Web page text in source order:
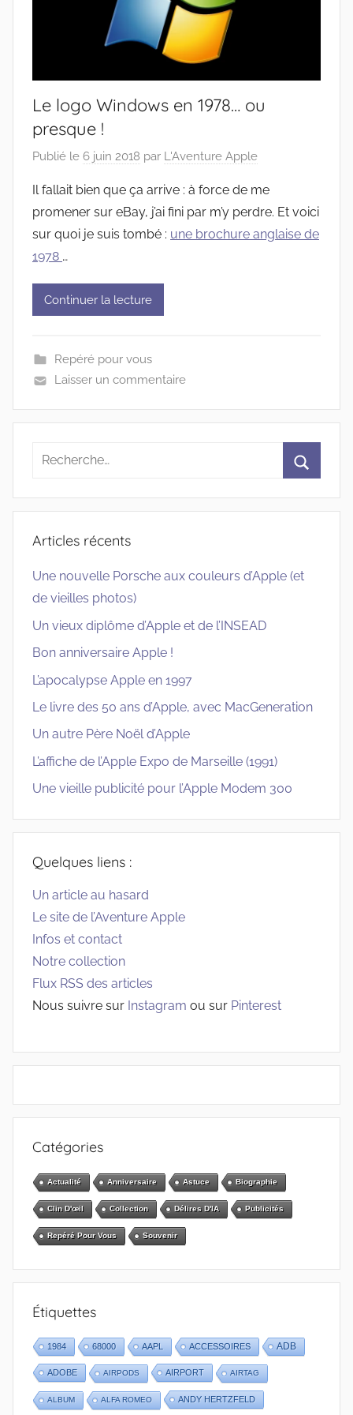
Le logo Windows en 1978… ou
presque !
Publié le 6 juin 2018 par L'Aventure Apple
Il fallait bien que ça arrive : à force de me
promener sur eBay, j’ai fini par m’y perdre. Et voici
sur quoi je suis tombé : une brochure anglaise de
1978 …
Continuer la lecture
Repéré pour vous
Laisser un commentaire
Recherche
:
Articles récents
Une nouvelle Porsche aux couleurs d’Apple (et
de vieilles photos)
Un vieux diplôme d’Apple et de l’INSEAD
Bon anniversaire Apple !
L’apocalypse Apple en 1997
Le livre des 50 ans d’Apple, avec MacGeneration
Un autre Père Noël d’Apple
L’affiche de l’Apple Expo de Marseille (1991)
Une vieille publicité pour l’Apple Modem 300
Quelques liens :
Un article au hasard
Le site de l’Aventure Apple
Infos et contact
Notre collection
Flux RSS des articles
Nous suivre sur Instagram ou sur Pinterest
Catégories
Actualité Anniversaire Astuce Biographie
Clin D'œil Collection Délires D'IA Publicités
Repéré Pour Vous Souvenir
Étiquettes
1984 68000 AAPL ACCESSOIRES ADB
ADOBE AIRPODS AIRPORT AIRTAG
ALBUM ALFA ROMEO ANDY HERTZFELD